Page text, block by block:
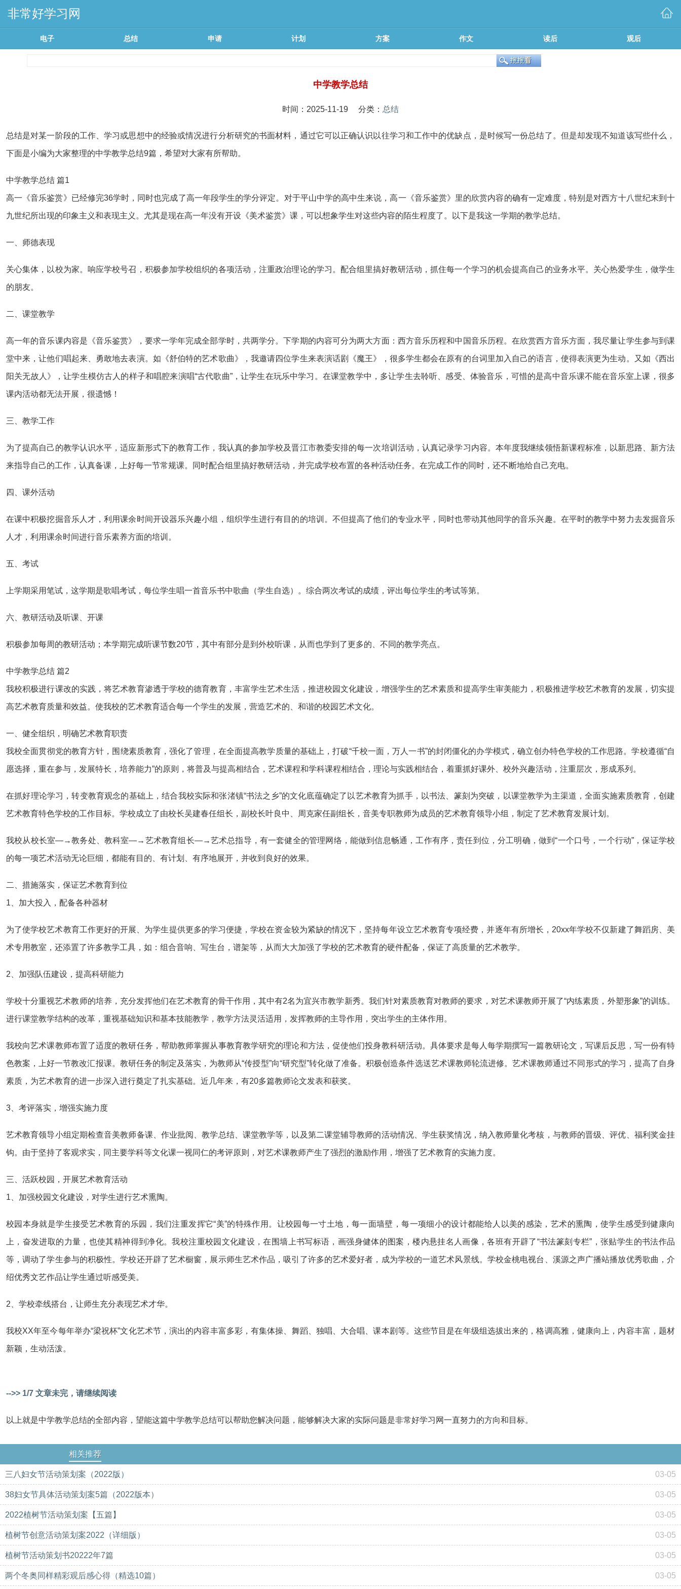
非常好学习网
电子 总结 申请 计划 方案 作文 读后 观后
中学教学总结
时间：2025-11-19 分类： 总结
总结是对某一阶段的工作、学习或思想中的经验或情况进行分析研究的书面材料，通过它可以正确认识以往学习和工作中的优缺点，是时候写一份总结了。但是却发现不知道该写些什么，
下面是小编为大家整理的中学教学总结9篇，希望对大家有所帮助。
中学教学总结 篇1
高一《音乐鉴赏》已经修完36学时，同时也完成了高一年段学生的学分评定。对于平山中学的高中生来说，高一《音乐鉴赏》里的欣赏内容的确有一定难度，特别是对西方十八世纪末到十
九世纪所出现的印象主义和表现主义。尤其是现在高一年没有开设《美术鉴赏》课，可以想象学生对这些内容的陌生程度了。以下是我这一学期的教学总结。
一、师德表现
关心集体，以校为家。响应学校号召，积极参加学校组织的各项活动，注重政治理论的学习。配合组里搞好教研活动，抓住每一个学习的机会提高自己的业务水平。关心热爱学生，做学生
的朋友。
二、课堂教学
高一年的音乐课内容是《音乐鉴赏》，要求一学年完成全部学时，共两学分。下学期的内容可分为两大方面：西方音乐历程和中国音乐历程。在欣赏西方音乐方面，我尽量让学生参与到课
堂中来，让他们唱起来、勇敢地去表演。如《舒伯特的艺术歌曲》，我邀请四位学生来表演话剧《魔王》，很多学生都会在原有的台词里加入自己的语言，使得表演更为生动。又如《西出
阳关无故人》，让学生模仿古人的样子和唱腔来演唱“古代歌曲”，让学生在玩乐中学习。在课堂教学中，多让学生去聆听、感受、体验音乐，可惜的是高中音乐课不能在音乐室上课，很多
课内活动都无法开展，很遗憾！
三、教学工作
为了提高自己的教学认识水平，适应新形式下的教育工作，我认真的参加学校及晋江市教委安排的每一次培训活动，认真记录学习内容。本年度我继续领悟新课程标准，以新思路、新方法
来指导自己的工作，认真备课，上好每一节常规课。同时配合组里搞好教研活动，并完成学校布置的各种活动任务。在完成工作的同时，还不断地给自己充电。
四、课外活动
在课中积极挖掘音乐人才，利用课余时间开设器乐兴趣小组，组织学生进行有目的的培训。不但提高了他们的专业水平，同时也带动其他同学的音乐兴趣。在平时的教学中努力去发掘音乐
人才，利用课余时间进行音乐素养方面的培训。
五、考试
上学期采用笔试，这学期是歌唱考试，每位学生唱一首音乐书中歌曲（学生自选）。综合两次考试的成绩，评出每位学生的考试等第。
六、教研活动及听课、开课
积极参加每周的教研活动；本学期完成听课节数20节，其中有部分是到外校听课，从而也学到了更多的、不同的教学亮点。
中学教学总结 篇2
我校积极进行课改的实践，将艺术教育渗透于学校的德育教育，丰富学生艺术生活，推进校园文化建设，增强学生的艺术素质和提高学生审美能力，积极推进学校艺术教育的发展，切实提
高艺术教育质量和效益。使我校的艺术教育适合每一个学生的发展，营造艺术的、和谐的校园艺术文化。
一、健全组织，明确艺术教育职责
我校全面贯彻党的教育方针，围绕素质教育，强化了管理，在全面提高教学质量的基础上，打破“千校一面，万人一书”的封闭僵化的办学模式，确立创办特色学校的工作思路。学校遵循“自
愿选择，重在参与，发展特长，培养能力”的原则，将普及与提高相结合，艺术课程和学科课程相结合，理论与实践相结合，着重抓好课外、校外兴趣活动，注重层次，形成系列。
在抓好理论学习，转变教育观念的基础上，结合我校实际和张渚镇“书法之乡”的文化底蕴确定了以艺术教育为抓手，以书法、篆刻为突破，以课堂教学为主渠道，全面实施素质教育，创建
艺术教育特色学校的工作目标。学校成立了由校长吴建春任组长，副校长叶良中、周克家任副组长，音美专职教师为成员的艺术教育领导小组，制定了艺术教育发展计划。
我校从校长室—→教务处、教科室—→艺术教育组长—→艺术总指导，有一套健全的管理网络，能做到信息畅通，工作有序，责任到位，分工明确，做到“一个口号，一个行动”，保证学校
的每一项艺术活动无论巨细，都能有目的、有计划、有序地展开，并收到良好的效果。
二、措施落实，保证艺术教育到位
1、加大投入，配备各种器材
为了使学校艺术教育工作更好的开展、为学生提供更多的学习便捷，学校在资金较为紧缺的情况下，坚持每年设立艺术教育专项经费，并逐年有所增长，20xx年学校不仅新建了舞蹈房、美
术专用教室，还添置了许多教学工具，如：组合音响、写生台，谱架等，从而大大加强了学校的艺术教育的硬件配备，保证了高质量的艺术教学。
2、加强队伍建设，提高科研能力
学校十分重视艺术教师的培养，充分发挥他们在艺术教育的骨干作用，其中有2名为宜兴市教学新秀。我们针对素质教育对教师的要求，对艺术课教师开展了“内练素质，外塑形象”的训练。
进行课堂教学结构的改革，重视基础知识和基本技能教学，教学方法灵活适用，发挥教师的主导作用，突出学生的主体作用。
我校向艺术课教师布置了适度的教研任务，帮助教师掌握从事教育教学研究的理论和方法，促使他们投身教科研活动。具体要求是每人每学期撰写一篇教研论文，写课后反思，写一份有特
色教案，上好一节教改汇报课。教研任务的制定及落实，为教师从“传授型”向“研究型”转化做了准备。积极创造条件选送艺术课教师轮流进修。艺术课教师通过不同形式的学习，提高了自身
素质，为艺术教育的进一步深入进行奠定了扎实基础。近几年来，有20多篇教师论文发表和获奖。
3、考评落实，增强实施力度
艺术教育领导小组定期检查音美教师备课、作业批阅、教学总结、课堂教学等，以及第二课堂辅导教师的活动情况、学生获奖情况，纳入教师量化考核，与教师的晋级、评优、福利奖金挂
钩。由于坚持了客观求实，同主要学科等文化课一视同仁的考评原则，对艺术课教师产生了强烈的激励作用，增强了艺术教育的实施力度。
三、活跃校园，开展艺术教育活动
1、加强校园文化建设，对学生进行艺术熏陶。
校园本身就是学生接受艺术教育的乐园，我们注重发挥它“美”的特殊作用。让校园每一寸土地，每一面墙壁，每一项细小的设计都能给人以美的感染，艺术的熏陶，使学生感受到健康向
上，奋发进取的力量，也使其精神得到净化。我校注重校园文化建设，在围墙上书写标语，画强身健体的图案，楼内悬挂名人画像，各班有开辟了“书法篆刻专栏”，张贴学生的书法作品
等，调动了学生参与的积极性。学校还开辟了艺术橱窗，展示师生艺术作品，吸引了许多的艺术爱好者，成为学校的一道艺术风景线。学校金桃电视台、溪源之声广播站播放优秀歌曲，介
绍优秀文艺作品让学生通过听感受美。
2、学校牵线搭台，让师生充分表现艺术才华。
我校XX年至今每年举办“梁祝杯”文化艺术节，演出的内容丰富多彩，有集体操、舞蹈、独唱、大合唱、课本剧等。这些节目是在年级组选拔出来的，格调高雅，健康向上，内容丰富，题材
新颖，生动活泼。
-->> 1/7 文章未完，请继续阅读
以上就是中学教学总结的全部内容，望能这篇中学教学总结可以帮助您解决问题，能够解决大家的实际问题是非常好学习网一直努力的方向和目标。
相关推荐
三八妇女节活动策划案（2022版） 03-05
38妇女节具体活动策划案5篇（2022版本） 03-05
2022植树节活动策划案【五篇】 03-05
植树节创意活动策划案2022（详细版） 03-05
植树节活动策划书20222年7篇 03-05
两个冬奥同样精彩观后感心得（精选10篇） 03-05